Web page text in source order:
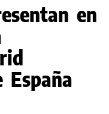
en